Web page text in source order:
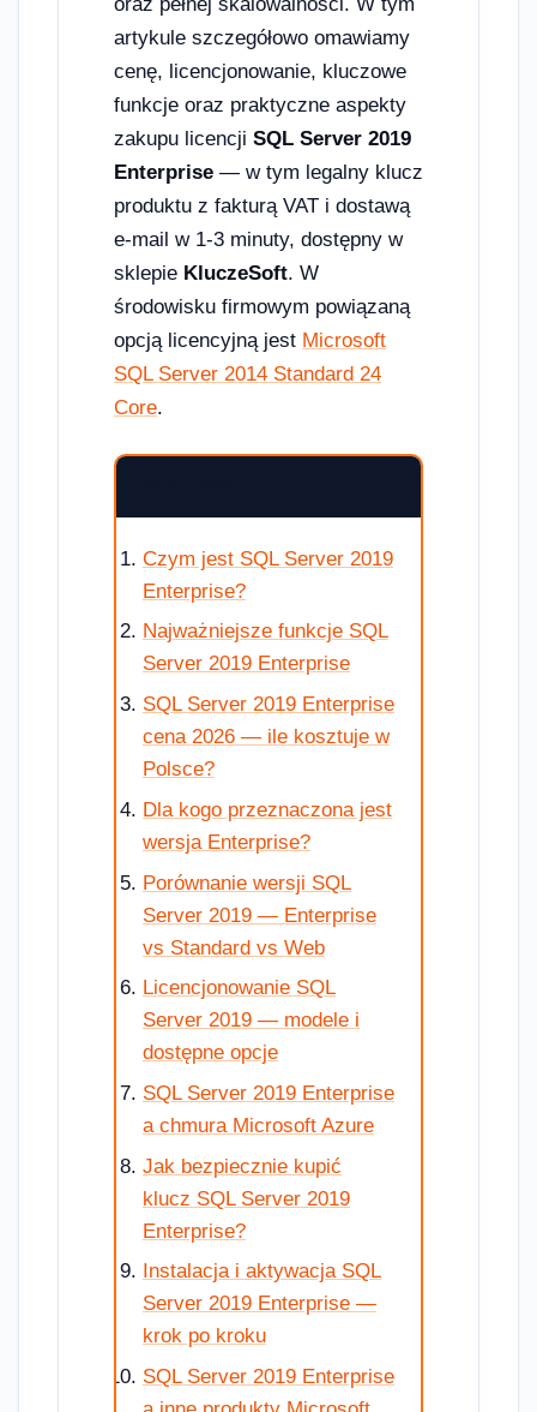
artykule szczegółowo omawiamy
cenę, licencjonowanie, kluczowe
funkcje oraz praktyczne aspekty
zakupu licencji SQL Server 2019
Enterprise — w tym legalny klucz
produktu z fakturą VAT i dostawą
e-mail w 1-3 minuty, dostępny w
sklepie KluczeSoft. W
środowisku firmowym powiązaną
opcją licencyjną jest Microsoft
SQL Server 2014 Standard 24
Core.
Czym jest SQL Server 2019
Enterprise?
Najważniejsze funkcje SQL
Server 2019 Enterprise
SQL Server 2019 Enterprise
cena 2026 — ile kosztuje w
Polsce?
Dla kogo przeznaczona jest
wersja Enterprise?
Porównanie wersji SQL
Server 2019 — Enterprise
vs Standard vs Web
Licencjonowanie SQL
Server 2019 — modele i
dostępne opcje
SQL Server 2019 Enterprise
a chmura Microsoft Azure
Jak bezpiecznie kupić
klucz SQL Server 2019
Enterprise?
Instalacja i aktywacja SQL
Server 2019 Enterprise —
krok po kroku
SQL Server 2019 Enterprise